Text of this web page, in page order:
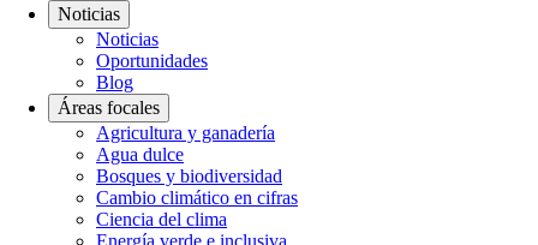
Noticias
Noticias
Oportunidades
Blog
Áreas focales
Agricultura y ganadería
Agua dulce
Bosques y biodiversidad
Cambio climático en cifras
Ciencia del clima
Energía verde e inclusiva